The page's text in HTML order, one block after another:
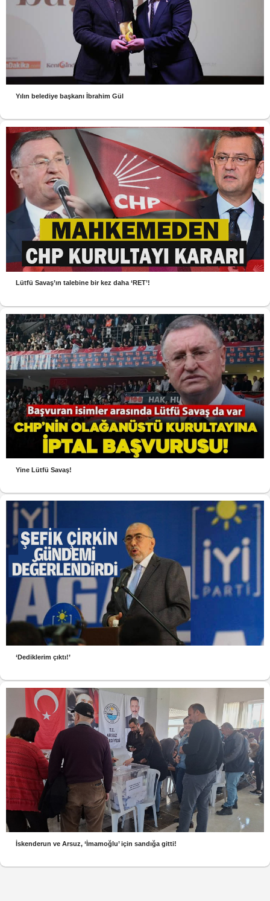
Yılın belediye başkanı İbrahim Gül
Lütfü Savaş’ın talebine bir kez daha ‘RET’!
Yine Lütfü Savaş!
‘Dediklerim çıktı!’
İskenderun ve Arsuz, ‘İmamoğlu’ için sandığa gitti!